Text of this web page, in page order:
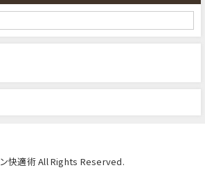
快適術 All Rights Reserved.